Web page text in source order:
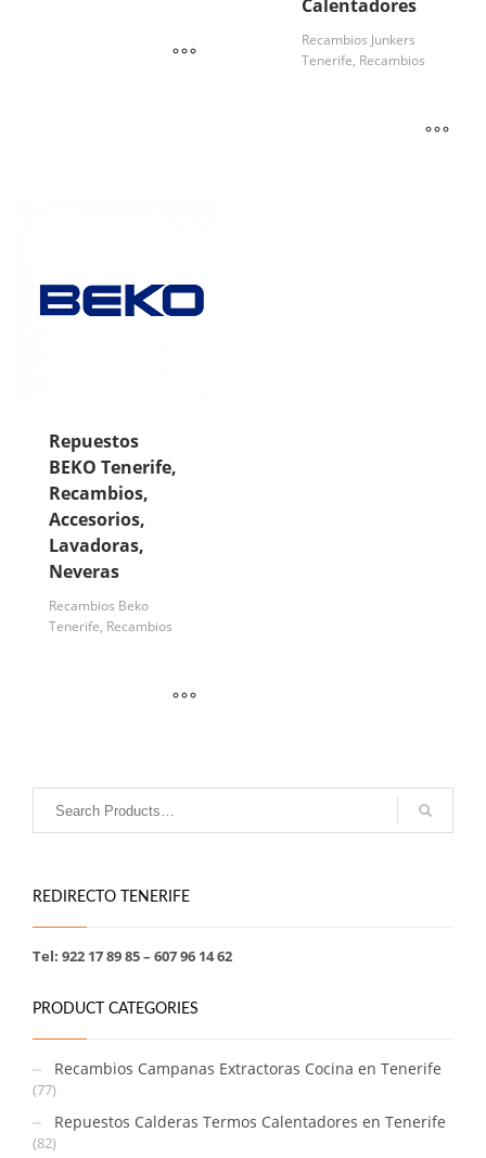
Calentadores
Recambios Junkers
Tenerife, Recambios
Repuestos
BEKO Tenerife,
Recambios,
Accesorios,
Lavadoras,
Neveras
Recambios Beko
Tenerife, Recambios
REDIRECTO TENERIFE
Tel: 922 17 89 85 – 607 96 14 62
PRODUCT CATEGORIES
Recambios Campanas Extractoras Cocina en Tenerife
(77)
Repuestos Calderas Termos Calentadores en Tenerife
(82)